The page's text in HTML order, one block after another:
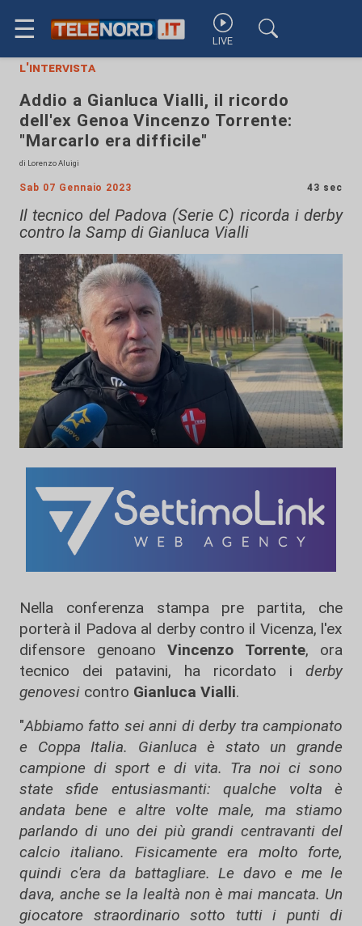
☰ LIVE
l'intervista
Addio a Gianluca Vialli, il ricordo
dell'ex Genoa Vincenzo Torrente:
"Marcarlo era difficile"
di Lorenzo Aluigi
Sab 07 Gennaio 2023 43 sec
Il tecnico del Padova (Serie C) ricorda i derby
contro la Samp di Gianluca Vialli
Nella conferenza stampa pre partita, che
porterà il Padova al derby contro il Vicenza, l'ex
difensore genoano Vincenzo Torrente, ora
tecnico dei patavini, ha ricordato i derby
genovesi contro Gianluca Vialli.
"Abbiamo fatto sei anni di derby tra campionato
e Coppa Italia. Gianluca è stato un grande
campione di sport e di vita. Tra noi ci sono
state sfide entusiasmanti: qualche volta è
andata bene e altre volte male, ma stiamo
parlando di uno dei più grandi centravanti del
calcio italiano. Fisicamente era molto forte,
quindi c'era da battagliare. Le davo e me le
dava, anche se la lealtà non è mai mancata. Un
giocatore straordinario sotto tutti i punti di